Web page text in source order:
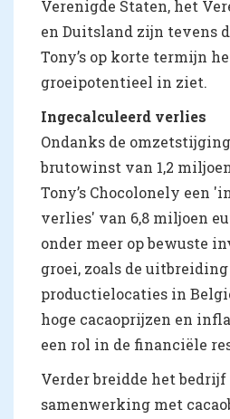
Verenigde Staten, het
en Duitsland zijn tevens
Tony’s op korte termijn
groeipotentieel in ziet.
Ingecalculeerd verlies
Ondanks de
brutowinst van 1,2
Tony’s Chocolonely een
verlies' van 6,8 miljoen
onder meer op bewuste
groei, zoals de
productielocaties in
hoge cacaoprijzen en
een rol in de financiële
Verder breidde het
samenwerking met